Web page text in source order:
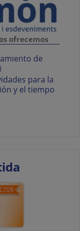
ofrecemos
de
para la
y el tiempo